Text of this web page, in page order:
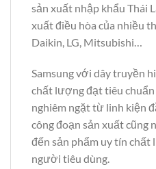
sản xuất nhập khẩu Thái
xuất điều hòa của nhiều
Daikin, LG, Mitsubishi…
Samsung với dây truyền
chất lượng đạt tiêu chuẩn
nghiêm ngặt từ linh kiện
công đoạn sản xuất cũng
đến sản phẩm uy tín
người tiêu dùng.